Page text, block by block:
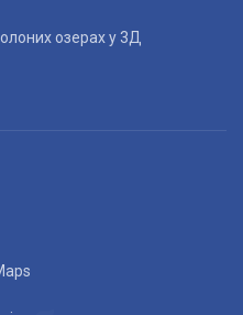
озерах у 3Д